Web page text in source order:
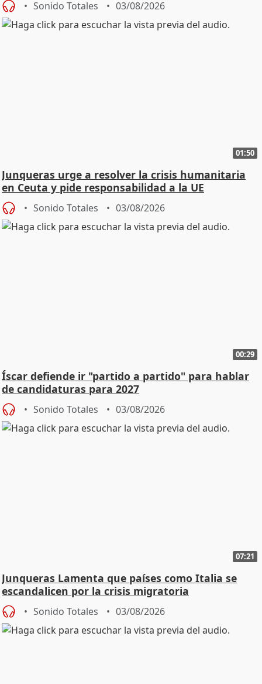
Sonido Totales 03/08/2026
01:50
Junqueras urge a resolver la crisis humanitaria
en Ceuta y pide responsabilidad a la UE
Sonido Totales 03/08/2026
00:29
Íscar defiende ir "partido a partido" para hablar
de candidaturas para 2027
Sonido Totales 03/08/2026
07:21
Junqueras Lamenta que países como Italia se
escandalicen por la crisis migratoria
Sonido Totales 03/08/2026